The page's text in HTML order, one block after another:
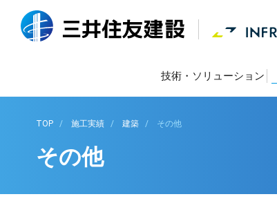
技術・ソリューション
TOP 施工実績 建築 その他
その他